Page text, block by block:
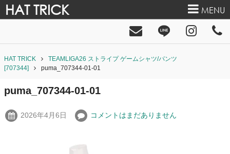
HAT TRICK MENU
HAT TRICK
TEAMLIGA26 ストライプ ゲームシャツ/パンツ
[707344]
puma_707344-01-01
puma_707344-01-01
2026年4月6日 コメントはまだありません